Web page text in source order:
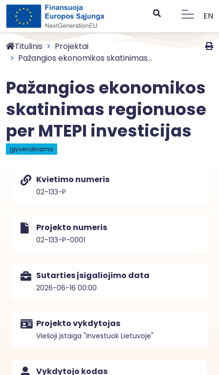
EN
Titulinis
Projektai
Pažangios ekonomikos skatinimas...
Pažangios ekonomikos
skatinimas regionuose
per MTEPI investicijas
Įgyvendinama
Kvietimo numeris
02-133-P
Projekto numeris
02-133-P-0001
Sutarties įsigaliojimo data
2026-06-16 00:00
Projekto vykdytojas
Viešoji įstaiga "Investuok Lietuvoje"
Vykdytojo kodas